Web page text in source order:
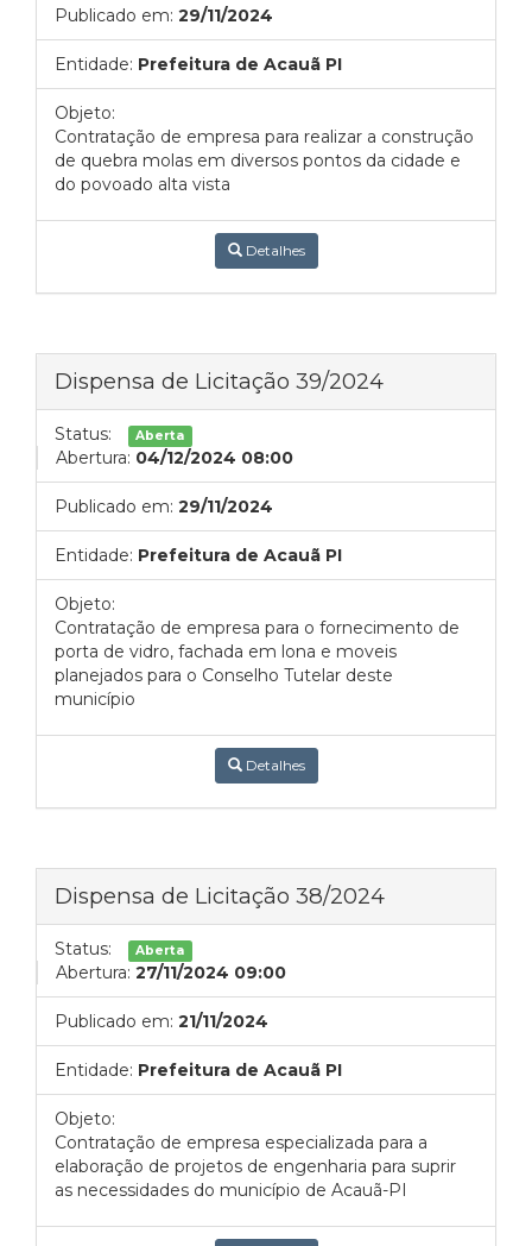
Publicado em: 29/11/2024
Entidade: Prefeitura de Acauã PI
Objeto:
Contratação de empresa para realizar a construção
de quebra molas em diversos pontos da cidade e
do povoado alta vista
Detalhes
Dispensa de Licitação 39/2024
Status: Aberta
Abertura: 04/12/2024 08:00
Publicado em: 29/11/2024
Entidade: Prefeitura de Acauã PI
Objeto:
Contratação de empresa para o fornecimento de
porta de vidro, fachada em lona e moveis
planejados para o Conselho Tutelar deste
município
Detalhes
Dispensa de Licitação 38/2024
Status: Aberta
Abertura: 27/11/2024 09:00
Publicado em: 21/11/2024
Entidade: Prefeitura de Acauã PI
Objeto:
Contratação de empresa especializada para a
elaboração de projetos de engenharia para suprir
as necessidades do município de Acauã-PI